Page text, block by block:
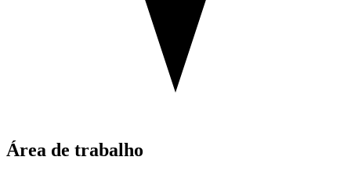
Área de trabalho